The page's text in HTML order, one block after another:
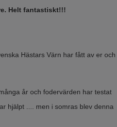
Helt fantastiskt!!!
Hästars Värn har fått av er och
år och fodervärden har testat
hjälpt .... men i somras blev denna